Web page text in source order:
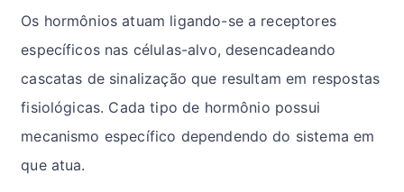
Os hormônios atuam ligando-se a receptores
específicos nas células-alvo, desencadeando
cascatas de sinalização que resultam em respostas
fisiológicas. Cada tipo de hormônio possui
mecanismo específico dependendo do sistema em
que atua.